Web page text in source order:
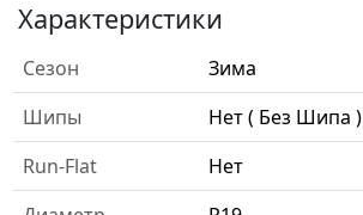
Характеристики
Сезон
Зима
Шипы
Нет ( Без Шипа )
Run-Flat
Нет